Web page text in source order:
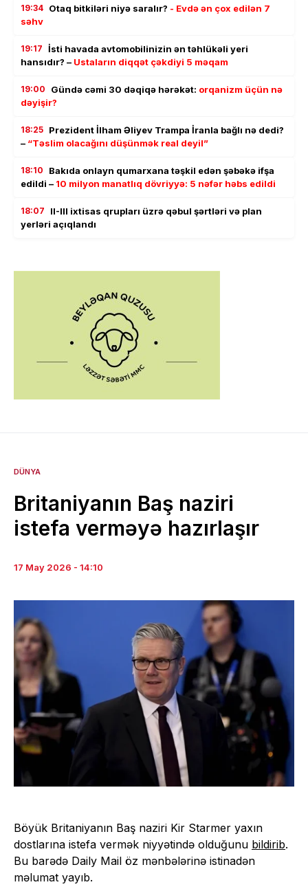
19:34 Otaq bitkiləri niyə saralır? - Evdə ən çox edilən 7
səhv
19:17 İsti havada avtomobilinizin ən təhlükəli yeri
hansıdır? – Ustaların diqqət çəkdiyi 5 məqam
19:00 Gündə cəmi 30 dəqiqə hərəkət: orqanizm üçün nə
dəyişir?
18:25 Prezident İlham Əliyev Trampa İranla bağlı nə dedi?
– “Təslim olacağını düşünmək real deyil”
18:10
Bakıda onlayn qumarxana təşkil edən şəbəkə ifşa
edildi – 10 milyon manatlıq dövriyyə: 5 nəfər həbs edildi
18:07
II-III ixtisas qrupları üzrə qəbul şərtləri və plan
yerləri açıqlandı
DÜNYA
Britaniyanın Baş naziri
istefa verməyə hazırlaşır
17 May 2026 - 14:10
Böyük Britaniyanın Baş naziri Kir Starmer yaxın
dostlarına istefa vermək niyyətində olduğunu bildirib.
Bu barədə Daily Mail öz mənbələrinə istinadən
məlumat yayıb.